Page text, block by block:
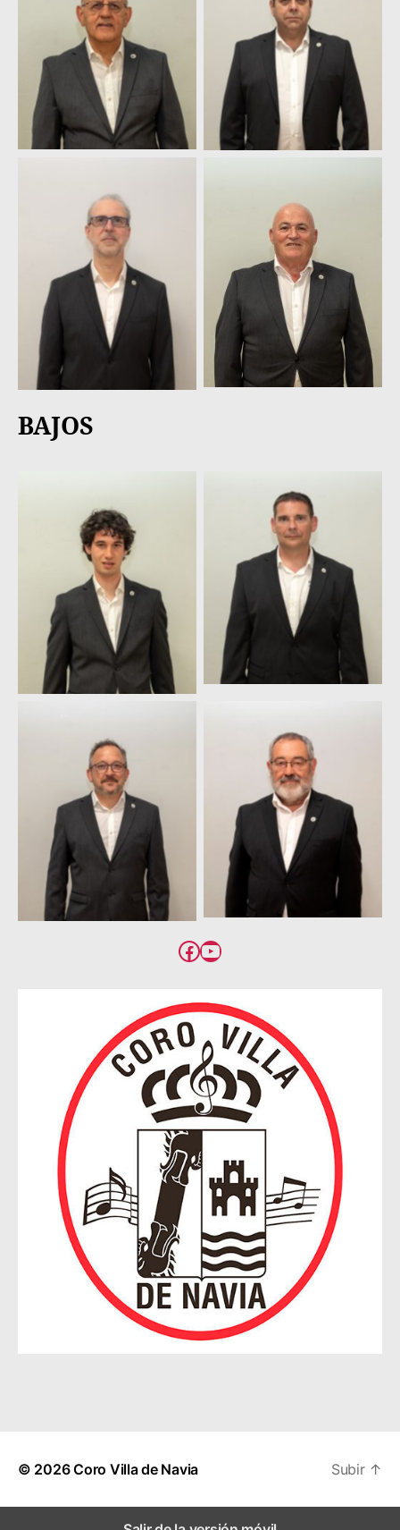
Manuel Fernández
Garaot
Modesto J. López
Alfonso Méndez
Fernández
José Antonio Díaz
Rodríguez
BAJOS
Noé Suárez
Fernández
Jorge García Suárez
Fernando Pérez
García
Carlos García
Mariscal
Facebook YouTube
© 2026Coro Villa de Navia Subir ↑